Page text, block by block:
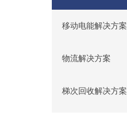
移动电能解决方案
物流解决方案
梯次回收解决方案